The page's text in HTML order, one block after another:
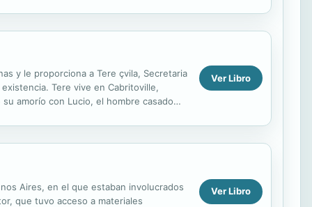
y le proporciona a Tere çvila, Secretaria
Tere vive en Cabritoville,
amorío con Lucio, el hombre casado
Ver Libro
Aires, en el que estaban involucrados
que tuvo acceso a materiales
Ver Libro